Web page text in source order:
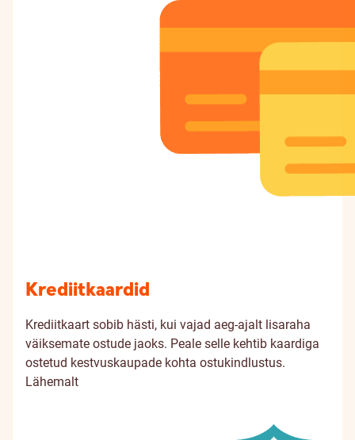
Krediitkaardid
Krediitkaart sobib hästi, kui vajad aeg-ajalt lisaraha
väiksemate ostude jaoks. Peale selle kehtib kaardiga
ostetud kestvuskaupade kohta ostukindlustus.
Lähemalt